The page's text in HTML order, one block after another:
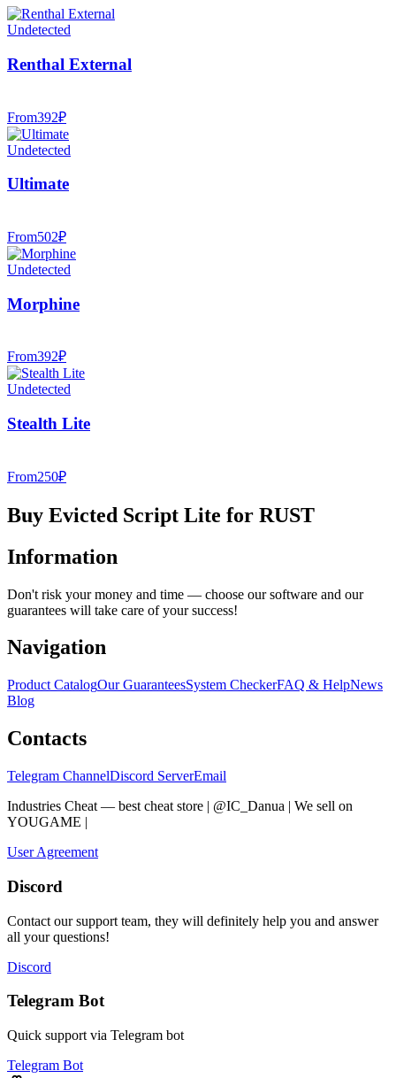
Undetected
Renthal External
From392₽
Undetected
Ultimate
From502₽
Undetected
Morphine
From392₽
Undetected
Stealth Lite
From250₽
Buy Evicted Script Lite for RUST
Information
Don't risk your money and time — choose our software and our
guarantees will take care of your success!
Navigation
Product CatalogOur GuaranteesSystem CheckerFAQ & HelpNews
Blog
Contacts
Telegram ChannelDiscord ServerEmail
Industries Cheat — best cheat store | @IC_Danua | We sell on
YOUGAME |
User Agreement
Discord
Contact our support team, they will definitely help you and answer
all your questions!
Discord
Telegram Bot
Quick support via Telegram bot
Telegram Bot